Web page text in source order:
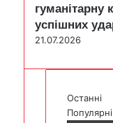
гуманітарну
успішних
21.07.2026
Останні
Популярні